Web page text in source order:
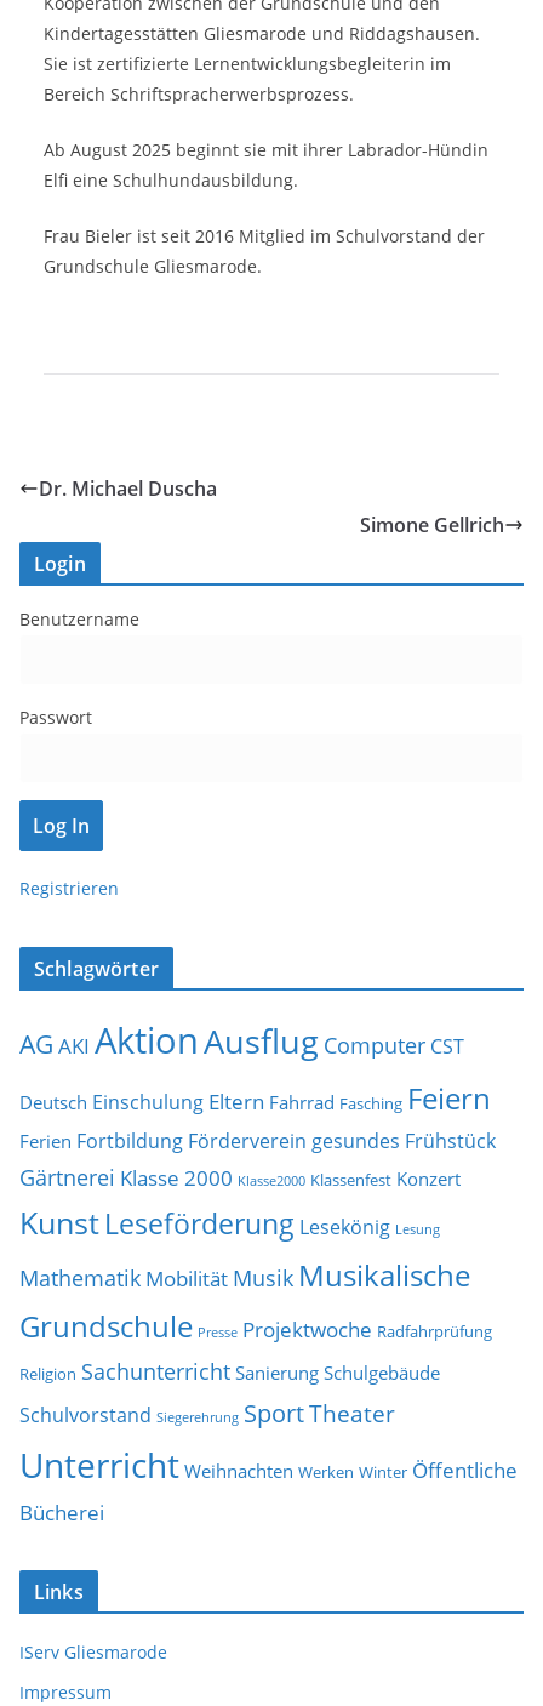
Kindertagesstätten Gliesmarode und Riddagshausen.
Sie ist zertifizierte Lernentwicklungsbegleiterin im
Bereich Schriftspracherwerbsprozess.
Ab August 2025 beginnt sie mit ihrer Labrador-Hündin
Elfi eine Schulhundausbildung.
Frau Bieler ist seit 2016 Mitglied im Schulvorstand der
Grundschule Gliesmarode.
Dr. Michael Duscha
Simone Gellrich
Login
Benutzername
Passwort
Registrieren
Schlagwörter
AG AKI AktionAusflug Computer CST
Deutsch Einschulung Eltern Fahrrad Fasching Feiern
Ferien Fortbildung Förderverein gesundes Frühstück
Gärtnerei Klasse 2000 Klasse2000 Klassenfest Konzert
KunstLeseförderung Lesekönig Lesung
Mathematik Mobilität Musik Musikalische
Grundschule Presse Projektwoche Radfahrprüfung
Religion Sachunterricht Sanierung Schulgebäude
Schulvorstand Siegerehrung SportTheater
Unterricht Weihnachten Werken Winter Öffentliche
Bücherei
Links
IServ Gliesmarode
Impressum